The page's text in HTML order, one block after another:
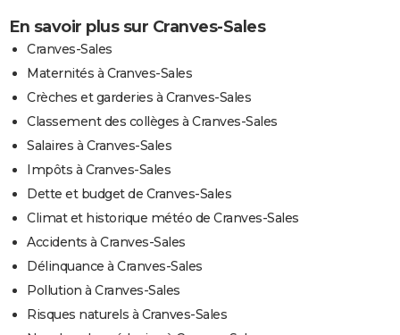
En savoir plus sur Cranves-Sales
Cranves-Sales
Maternités à Cranves-Sales
Crèches et garderies à Cranves-Sales
Classement des collèges à Cranves-Sales
Salaires à Cranves-Sales
Impôts à Cranves-Sales
Dette et budget de Cranves-Sales
Climat et historique météo de Cranves-Sales
Accidents à Cranves-Sales
Délinquance à Cranves-Sales
Pollution à Cranves-Sales
Risques naturels à Cranves-Sales